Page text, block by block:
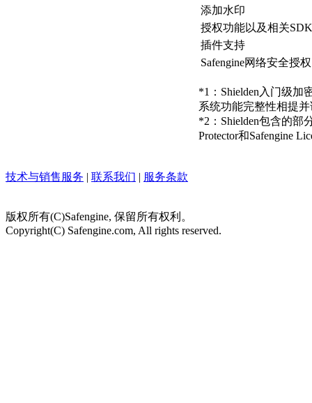
添加水印
授权功能以及相关SDK
插件支持
Safengine网络安全授
*1：Shielden入门级加
系统功能完整性相提
*2：Shielden包含的部
Protector和Safengine
技术与销售服务 | 联系我们 | 服务条款
版权所有(C)Safengine, 保留所有权利。
Copyright(C) Safengine.com, All rights reserved.